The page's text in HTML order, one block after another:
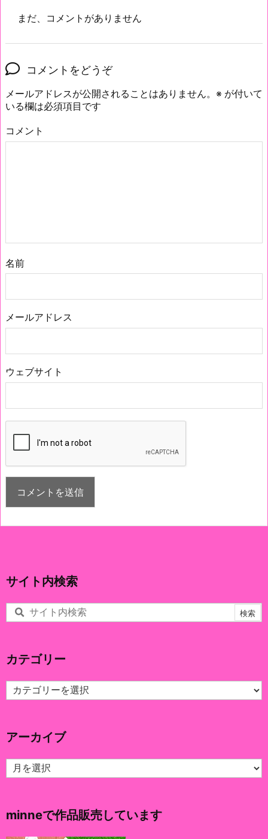
まだ、コメントがありません
コメントをどうぞ
メールアドレスが公開されることはありません。 ※ が付いて
いる欄は必須項目です
コメント
名前
メールアドレス
ウェブサイト
サイト内検索
カテゴリー
カ
テ
ー
アーカイブ
ア
ー
ブ
minneで作品販売しています